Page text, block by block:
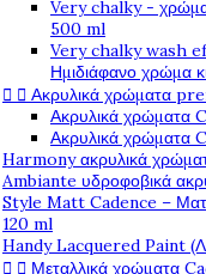
Very chalky -
500 ml
Very chalky wash
Ημιδιάφανο χρώμα
  Ακρυλικά χρώματα
Ακρυλικά χρώματα
Ακρυλικά χρώματα
Harmony ακρυλικά
Ambiante υδροφοβικά
Style Matt Cadence –
120 ml
Handy Lacquered Paint
  Μεταλλικά χρώματα